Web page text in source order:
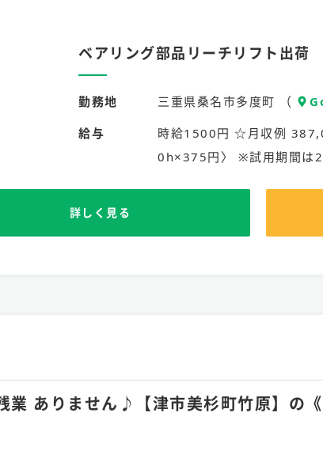
ベアリング部品リーチリフト出荷
勤務地 三重県桑名市多度町 （
給与
時給1500円 ☆月収例
0h×375円〉 ※試用期間は
詳しく見る
業 ありません♪【津市美杉町竹原】の